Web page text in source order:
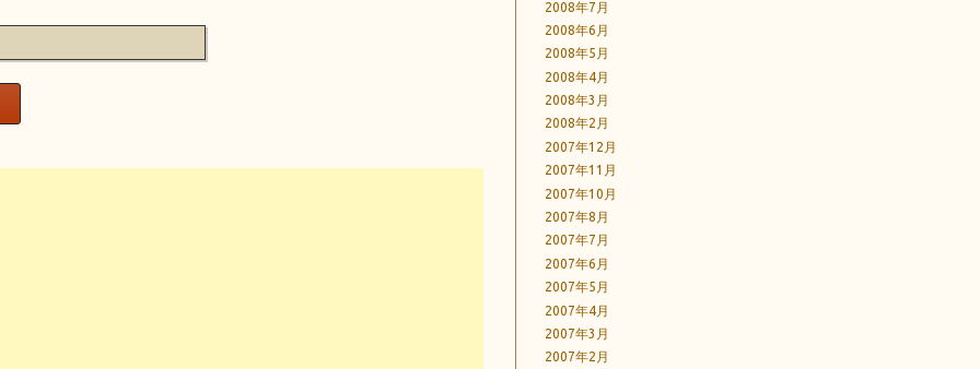
2008年7月
2008年6月
2008年5月
2008年4月
2008年3月
2008年2月
2007年12月
2007年11月
2007年10月
2007年8月
2007年7月
2007年6月
2007年5月
2007年4月
2007年3月
2007年2月